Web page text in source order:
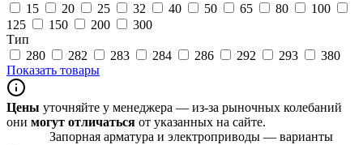
15
20 25 32 40 50 65 80
100
125
150 200
300
Тип
280
282 283 284 286 292 293
380
Показать товары
Цены уточняйте у менеджера — из-за рыночных колебаний
они могут отличаться от указанных на сайте.
Запорная арматура и электроприводы — варианты